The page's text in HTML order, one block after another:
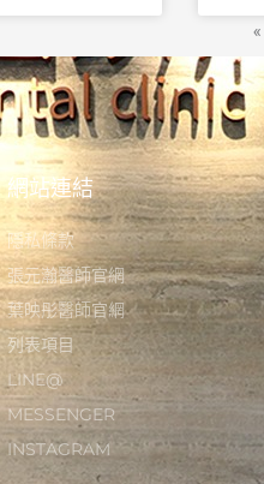
網站連結
隱私條款
張元瀚醫師官網
葉映彤醫師官網
列表項目
LINE@
MESSENGER
INSTAGRAM